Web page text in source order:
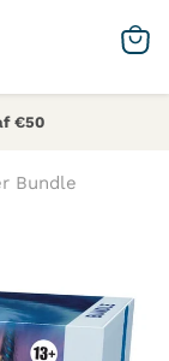
€50
Bundle